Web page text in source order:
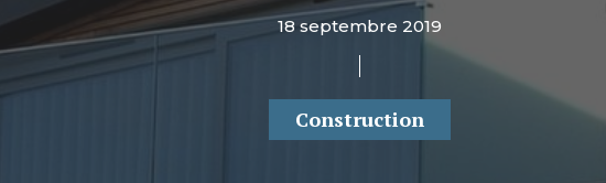
18 septembre 2019
Construction